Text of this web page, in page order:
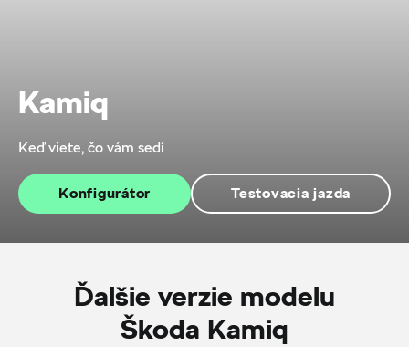
Kamiq
Keď viete, čo vám sedí
Konfigurátor Testovacia jazda
Ďalšie verzie modelu
Škoda Kamiq